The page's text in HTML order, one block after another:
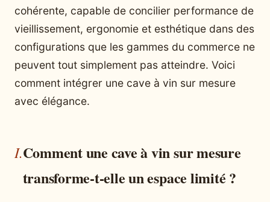
cohérente, capable de concilier performance de
vieillissement, ergonomie et esthétique dans des
configurations que les gammes du commerce ne
peuvent tout simplement pas atteindre. Voici
comment intégrer une cave à vin sur mesure
avec élégance.
Comment une cave à vin sur mesure
transforme-t-elle un espace limité ?